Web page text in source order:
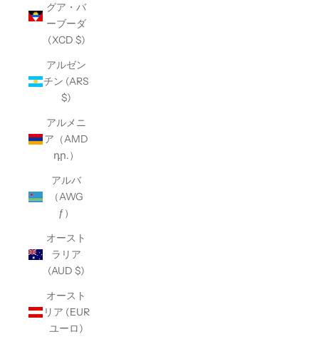
グア・バ
ーブーダ
(XCD $)
アルゼン
チン (ARS
$)
アルメニ
ア（AMD
դր.）
アルバ
（AWG
ƒ）
オースト
ラリア
(AUD $)
オースト
リア (EUR
ユーロ)